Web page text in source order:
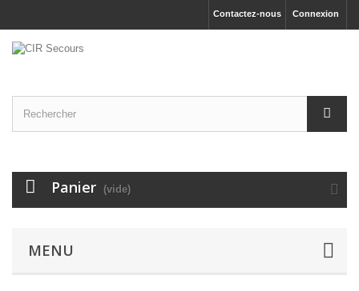
Connexion
Contactez-nous
Panier (vide)
MENU